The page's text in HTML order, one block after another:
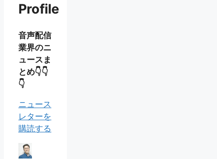
Profile
音声配信
業界のニ
ュースま
とめ👇👇
👇
ニュース
レターを
購読する